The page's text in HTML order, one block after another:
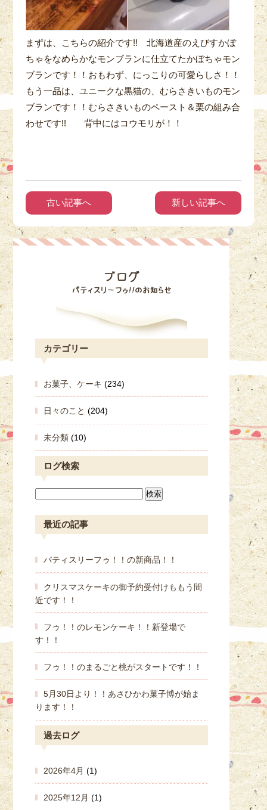
まずは、こちらの紹介です!! 北海道産のえびすかぼ
ちゃをなめらかなモンブランに仕立てたかぼちゃモン
ブランです！！おもわず、にっこりの可愛らしさ！！
もう一品は、ユニークな黒猫の、むらさきいものモン
ブランです！！むらさきいものペースト＆栗の組み合
わせです!! 背中にはコウモリが！！
古い記事へ 新しい記事へ
カテゴリー
お菓子、ケーキ (234)
日々のこと (204)
未分類 (10)
ログ検索
最近の記事
パティスリーフゥ！！の新商品！！
クリスマスケーキの御予約受付けももう間
近です！！
フゥ！！のレモンケーキ！！新登場で
す！！
フゥ！！のまるごと桃がスタートです！！
5月30日より！！あさひかわ菓子博が始ま
ります！！
過去ログ
2026年4月 (1)
2025年12月 (1)